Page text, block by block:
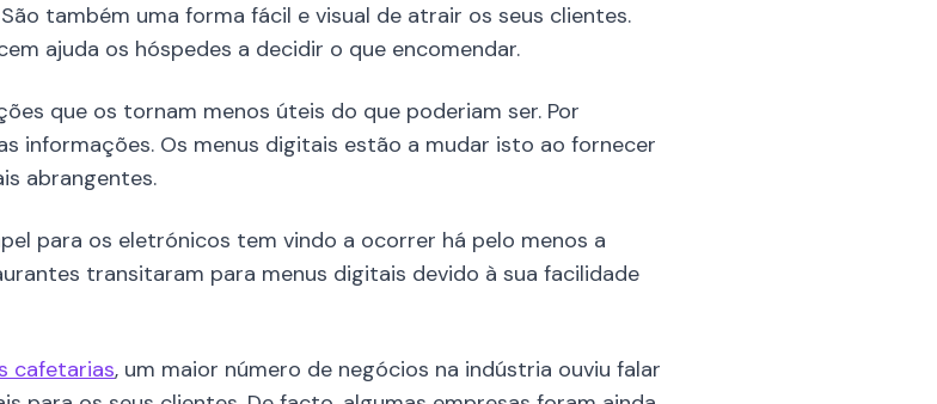
também uma forma fácil e visual de atrair os seus clientes.
ajuda os hóspedes a decidir o que encomendar.
que os tornam menos úteis do que poderiam ser. Por
informações. Os menus digitais estão a mudar isto ao fornecer
abrangentes.
para os eletrónicos tem vindo a ocorrer há pelo menos a
transitaram para menus digitais devido à sua facilidade
cafetarias, um maior número de negócios na indústria ouviu falar